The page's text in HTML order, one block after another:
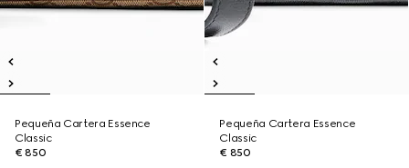
Pequeña Cartera Essence
Classic
€ 850
Pequeña Cartera Essence
Classic
€ 850